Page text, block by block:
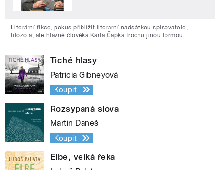
Literární fikce, pokus přiblížit literární nadsázkou spisovatele,
filozofa, ale hlavně člověka Karla Čapka trochu jinou formou.
Tiché hlasy
Patricia Gibneyová
Koupit
Rozsypaná slova
Martin Daneš
Koupit
Elbe, velká řeka